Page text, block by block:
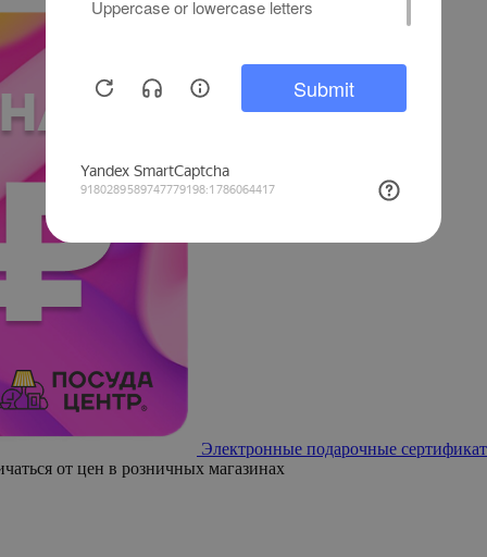
Электронные подарочные
от цен в розничных магазинах